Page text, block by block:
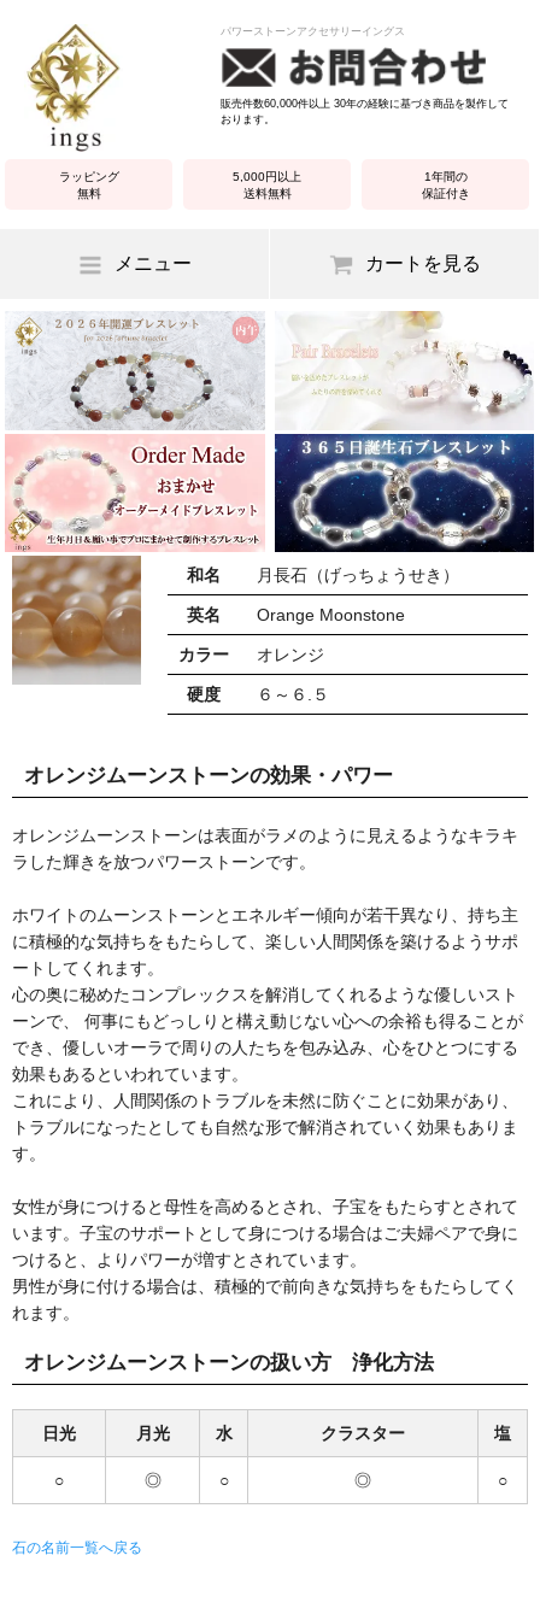
パワーストーンアクセサリーイングス
販売件数60,000件以上 30年の経験に基づき商品を製作して
おります。
ラッピング
無料
5,000円以上
送料無料
1年間の
保証付き
メニュー カートを見る
和名 月長石（げっちょうせき）
英名 Orange Moonstone
カラー オレンジ
硬度 ６～６.５
オレンジムーンストーンの効果・パワー
オレンジムーンストーンは表面がラメのように見えるようなキラキ
ラした輝きを放つパワーストーンです。
ホワイトのムーンストーンとエネルギー傾向が若干異なり、持ち主
に積極的な気持ちをもたらして、楽しい人間関係を築けるようサポ
ートしてくれます。
心の奥に秘めたコンプレックスを解消してくれるような優しいスト
ーンで、 何事にもどっしりと構え動じない心への余裕も得ることが
でき、優しいオーラで周りの人たちを包み込み、心をひとつにする
効果もあるといわれています。
これにより、人間関係のトラブルを未然に防ぐことに効果があり、
トラブルになったとしても自然な形で解消されていく効果もありま
す。
女性が身につけると母性を高めるとされ、子宝をもたらすとされて
います。子宝のサポートとして身につける場合はご夫婦ペアで身に
つけると、よりパワーが増すとされています。
男性が身に付ける場合は、積極的で前向きな気持ちをもたらしてく
れます。
オレンジムーンストーンの扱い方 浄化方法
日光 月光 水 クラスター 塩
○ ◎ ○ ◎ ○
石の名前一覧へ戻る